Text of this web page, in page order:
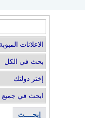
إبحــــث